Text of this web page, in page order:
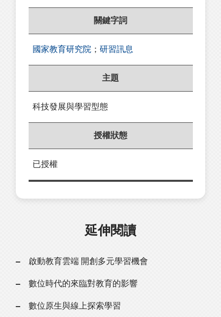
關鍵字詞
國家教育研究院 ； 研習訊息
主題
科技發展與學習型態
授權狀態
已授權
延伸閱讀
啟動教育雲端 開創多元學習機會
數位時代的來臨對教育的影響
數位原生與線上探索學習